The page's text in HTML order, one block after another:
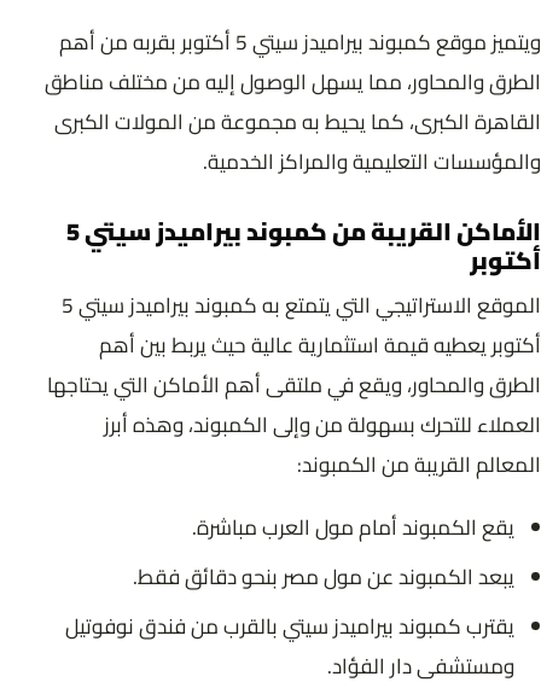
ويتميز موقع كمبوند بيراميدز سيتي 5 أكتوبر بقربه من أهم
الطرق والمحاور، مما يسهل الوصول إليه من مختلف مناطق
القاهرة الكبرى، كما يحيط به مجموعة من المولات الكبرى
والمؤسسات التعليمية والمراكز الخدمية.
الأماكن القريبة من كمبوند بيراميدز سيتي 5
أكتوبر
الموقع الاستراتيجي التي يتمتع به كمبوند بيراميدز سيتي 5
أكتوبر يعطيه قيمة استثمارية عالية حيث يربط بين أهم
الطرق والمحاور، ويقع في ملتقى أهم الأماكن التي يحتاجها
العملاء للتحرك بسهولة من وإلى الكمبوند، وهذه أبرز
المعالم القريبة من الكمبوند:
يقع الكمبوند أمام مول العرب مباشرة.
يبعد الكمبوند عن مول مصر بنحو دقائق فقط.
يقترب كمبوند بيراميدز سيتي بالقرب من فندق نوفوتيل
ومستشفى دار الفؤاد.